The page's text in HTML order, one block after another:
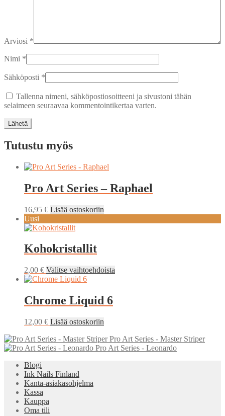
Arviosi *
Nimi *
Sähköposti *
Tallenna nimeni, sähköpostiosoitteeni ja sivustoni tähän
selaimeen seuraavaa kommentointikertaa varten.
Tutustu myös
Pro Art Series – Raphael
16,95 € Lisää ostoskoriin
Uusi
Kohokristallit
2,00 € Valitse vaihtoehdoista
tuotteen
sivulla.
Chrome Liquid 6
12,00 € Lisää ostoskoriin
Pro Art Series - Master Striper
Pro Art Series - Leonardo
Blogi
Ink Nails Finland
Kanta-asiakasohjelma
Kassa
Kauppa
Oma tili